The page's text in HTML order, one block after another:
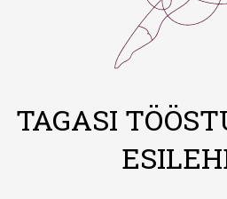
TAGASI